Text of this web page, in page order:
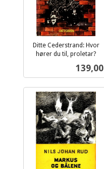
Ditte Cederstrand: Hvor
hører du til, proletar?
Pris
139,00